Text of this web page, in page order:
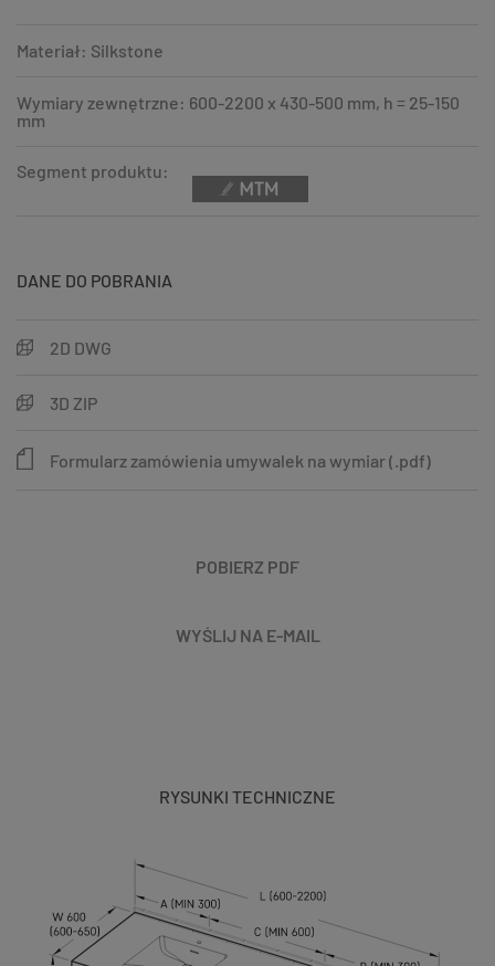
Materiał: Silkstone
Wymiary zewnętrzne: 600-2200 x 430-500 mm, h = 25-150
mm
Segment produktu:
DANE DO POBRANIA
2D DWG
3D ZIP
Formularz zamówienia umywalek na wymiar (.pdf)
POBIERZ PDF
WYŚLIJ NA E-MAIL
RYSUNKI TECHNICZNE